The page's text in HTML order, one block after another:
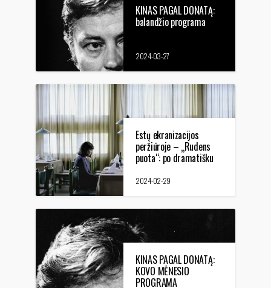
KINAS PAGAL DONATĄ:
balandžio programa
2024-03-27
Estų ekranizacijos
peržiūroje – „Rudens
puota“: po dramatišku
žmonės, laukdami
2024-02-29
KINAS PAGAL DONATĄ:
KOVO MĖNESIO
PROGRAMA